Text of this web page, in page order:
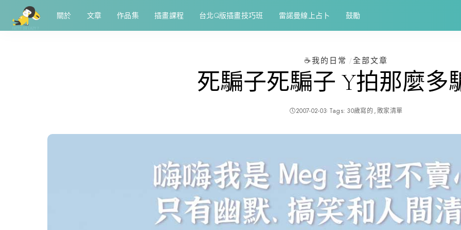
關於 文章 作品集 插畫課程 台北Q版插畫技巧班 雷諾曼線上占卜 鼓勵
☕️我的日常 全部文章
死騙子死騙子 Y拍那麼多
2007-02-03 Tags: 30歲寫的 敗家清單